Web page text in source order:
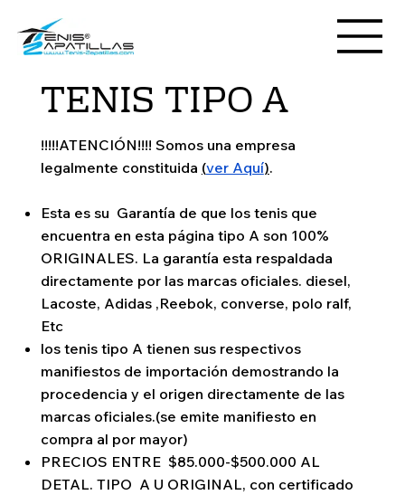
TENIS TIPO A
!!!!!ATENCIÓN!!!! Somos una empresa
legalmente constituida (ver Aquí).
Esta es su Garantía de que los tenis que
encuentra en esta página tipo A son 100%
ORIGINALES. La garantía esta respaldada
directamente por las marcas oficiales. diesel,
Lacoste, Adidas ,Reebok, converse, polo ralf,
Etc
los tenis tipo A tienen sus respectivos
manifiestos de importación demostrando la
procedencia y el origen directamente de las
marcas oficiales.(se emite manifiesto en
compra al por mayor)
PRECIOS ENTRE $85.000-$500.000 AL
DETAL. TIPO A U ORIGINAL, con certificado